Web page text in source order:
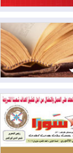
الظلام مجددا
أوامر بإجلاء 60 ألف شخص
يُمهل
لاستلام